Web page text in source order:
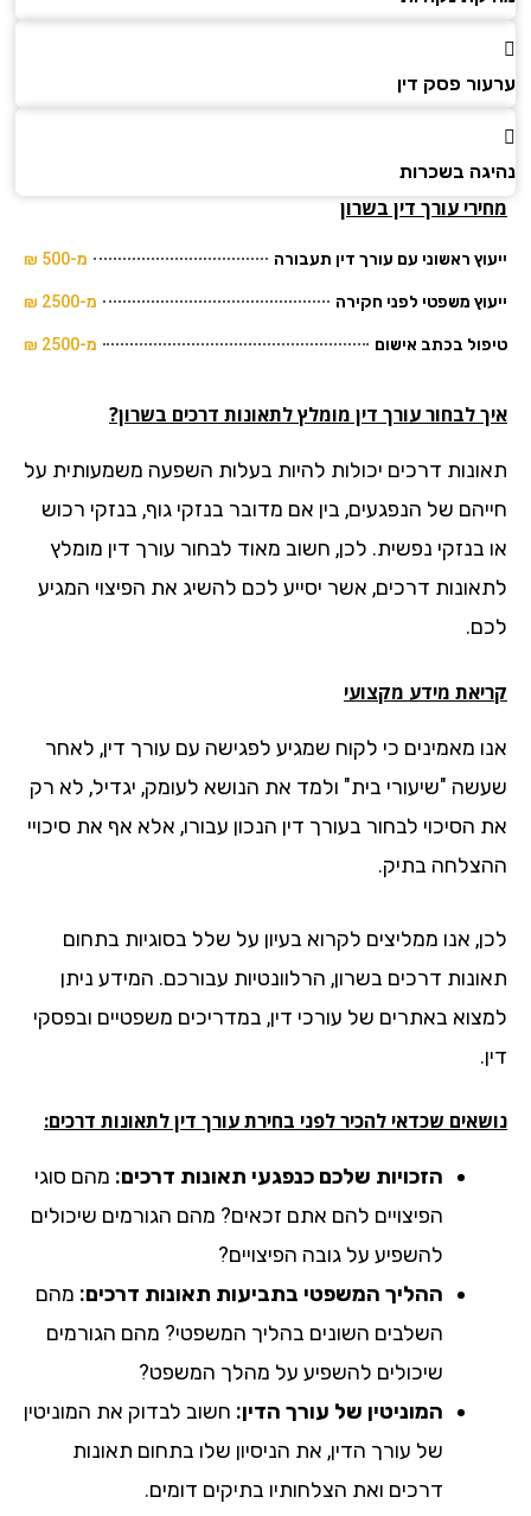
פסק דין
בשכרות
עורך דין בשרון
ראשוני עם עורך דין תעבורה מ-500 ₪
משפטי לפני חקירה מ-2500 ₪
בכתב אישום מ-2500 ₪
לבחור עורך דין מומלץ לתאונות דרכים בשרון?
דרכים יכולות להיות בעלות השפעה משמעותית על
של הנפגעים, בין אם מדובר בנזקי גוף, בנזקי רכוש
בנזקי נפשית. לכן, חשוב מאוד לבחור עורך דין מומלץ
דרכים, אשר יסייע לכם להשיג את הפיצוי המגיע
מידע מקצועי
מאמינים כי לקוח שמגיע לפגישה עם עורך דין, לאחר
"שיעורי בית" ולמד את הנושא לעומק, יגדיל, לא רק
הסיכוי לבחור בעורך דין הנכון עבורו, אלא אף את סיכויי
בתיק.
אנו ממליצים לקרוא בעיון על שלל בסוגיות בתחום
דרכים בשרון, הרלוונטיות עבורכם. המידע ניתן
באתרים של עורכי דין, במדריכים משפטיים ובפסקי
שכדאי להכיר לפני בחירת עורך דין לתאונות דרכים:
הזכויות שלכם כנפגעי תאונות דרכים:מהם סוגי
הפיצויים להם אתם זכאים? מהם הגורמים שיכולים
להשפיע על גובה הפיצויים?
ההליך המשפטי בתביעות תאונות דרכים:מהם
השלבים השונים בהליך המשפטי? מהם הגורמים
שיכולים להשפיע על מהלך המשפט?
המוניטין של עורך הדין:חשוב לבדוק את המוניטין
של עורך הדין, את הניסיון שלו בתחום תאונות
דרכים ואת הצלחותיו בתיקים דומים.